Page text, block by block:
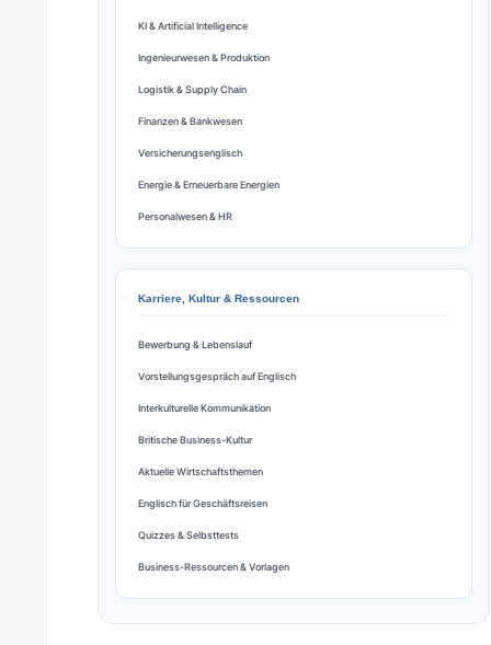
KI & Artificial Intelligence
Ingenieurwesen & Produktion
Logistik & Supply Chain
Finanzen & Bankwesen
Versicherungsenglisch
Energie & Erneuerbare Energien
Personalwesen & HR
Karriere, Kultur & Ressourcen
Bewerbung & Lebenslauf
Vorstellungsgespräch auf Englisch
Interkulturelle Kommunikation
Britische Business-Kultur
Aktuelle Wirtschaftsthemen
Englisch für Geschäftsreisen
Quizzes & Selbsttests
Business-Ressourcen & Vorlagen